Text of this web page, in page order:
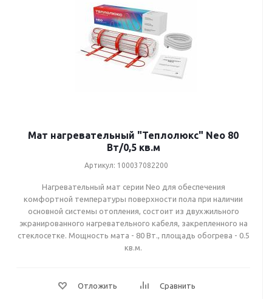
Мат нагревательный "Теплолюкс" Neo 80
Вт/0,5 кв.м
Артикул: 100037082200
Нагревательный мат серии Neo для обеспечения
комфортной температуры поверхности пола при наличии
основной системы отопления, состоит из двухжильного
экранированного нагревательного кабеля, закрепленного на
стеклосетке. Мощность мата - 80 Вт., площадь обогрева - 0.5
кв.м.